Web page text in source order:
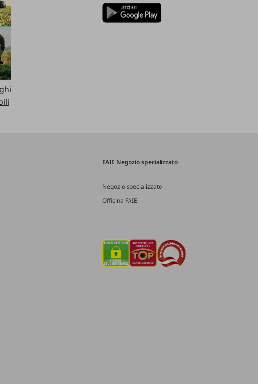
FAIE Negozio specializzato
Negozio specializzato
Officina FAIE